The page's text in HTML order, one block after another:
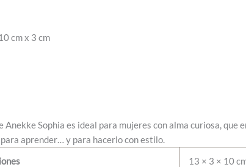
cm x 3 cm
Anekke Sophia es ideal para mujeres con alma curiosa,
aprender… y para hacerlo con estilo.
13 × 3 × 10